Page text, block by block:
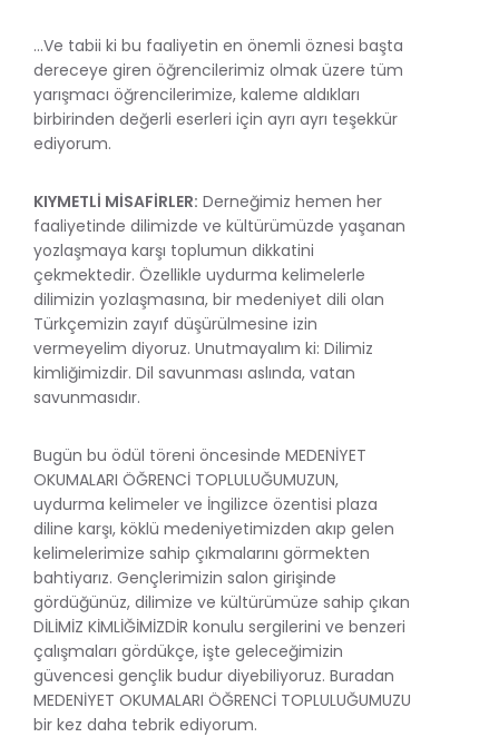
…Ve tabii ki bu faaliyetin en önemli öznesi başta
dereceye giren öğrencilerimiz olmak üzere tüm
yarışmacı öğrencilerimize, kaleme aldıkları
birbirinden değerli eserleri için ayrı ayrı teşekkür
ediyorum.
KIYMETLİ MİSAFİRLER: Derneğimiz hemen her
faaliyetinde dilimizde ve kültürümüzde yaşanan
yozlaşmaya karşı toplumun dikkatini
çekmektedir. Özellikle uydurma kelimelerle
dilimizin yozlaşmasına, bir medeniyet dili olan
Türkçemizin zayıf düşürülmesine izin
vermeyelim diyoruz. Unutmayalım ki: Dilimiz
kimliğimizdir. Dil savunması aslında, vatan
savunmasıdır.
Bugün bu ödül töreni öncesinde MEDENİYET
OKUMALARI ÖĞRENCİ TOPLULUĞUMUZUN,
uydurma kelimeler ve İngilizce özentisi plaza
diline karşı, köklü medeniyetimizden akıp gelen
kelimelerimize sahip çıkmalarını görmekten
bahtiyarız. Gençlerimizin salon girişinde
gördüğünüz, dilimize ve kültürümüze sahip çıkan
DİLİMİZ KİMLİĞİMİZDİR konulu sergilerini ve benzeri
çalışmaları gördükçe, işte geleceğimizin
güvencesi gençlik budur diyebiliyoruz. Buradan
MEDENİYET OKUMALARI ÖĞRENCİ TOPLULUĞUMUZU
bir kez daha tebrik ediyorum.